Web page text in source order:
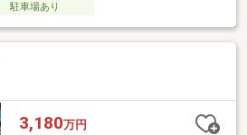
駐車場あり
3,180万円